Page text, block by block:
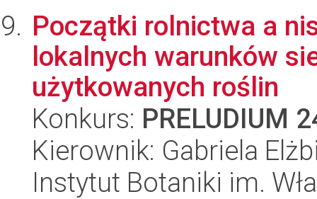
Początki rolnictwa a
lokalnych warunków
użytkowanych roślin
Konkurs: PRELUDIUM
Kierownik: Gabriela
Instytut Botaniki im.